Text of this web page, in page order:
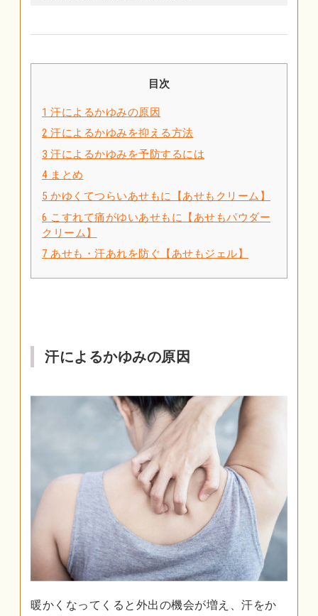
目次
1 汗によるかゆみの原因
2 汗によるかゆみを抑える方法
3 汗によるかゆみを予防するには
4 まとめ
5 かゆくてつらいあせもに【あせもクリーム】
6 こすれて痛がゆいあせもに【あせもパウダー
クリーム】
7 あせも・汗あれを防ぐ【あせもジェル】
汗によるかゆみの原因
暖かくなってくると外出の機会が増え、汗をか